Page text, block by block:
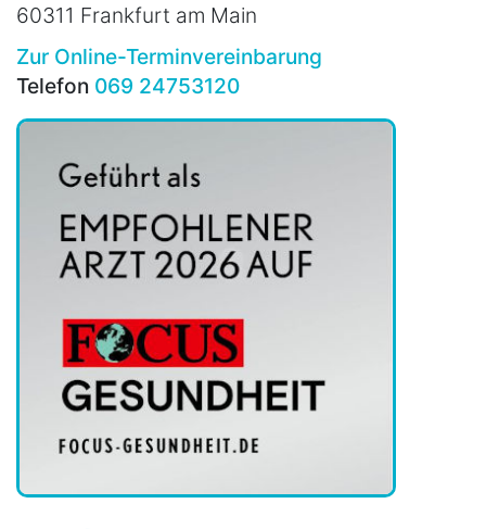
60311 Frankfurt am Main
Zur Online-Terminvereinbarung
Telefon 069 24753120